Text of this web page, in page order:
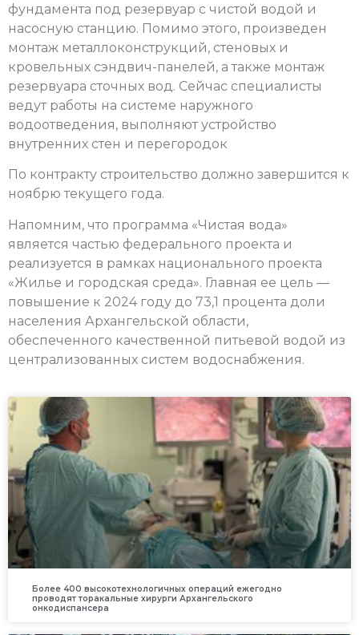
фундамента под резервуар с чистой водой и
насосную станцию. Помимо этого, произведен
монтаж металлоконструкций, стеновых и
кровельных сэндвич-панелей, а также монтаж
резервуара сточных вод. Сейчас специалисты
ведут работы на системе наружного
водоотведения, выполняют устройство
внутренних стен и перегородок
По контракту строительство должно завершится к
ноябрю текущего года.
Напомним, что программа «Чистая вода»
является частью федерального проекта и
реализуется в рамках национального проекта
«Жилье и городская среда». Главная ее цель —
повышение к 2024 году до 73,1 процента доли
населения Архангельской области,
обеспеченного качественной питьевой водой из
централизованных систем водоснабжения.
Более 400 высокотехнологичных операций ежегодно
проводят торакальные хирурги Архангельского
онкодиспансера